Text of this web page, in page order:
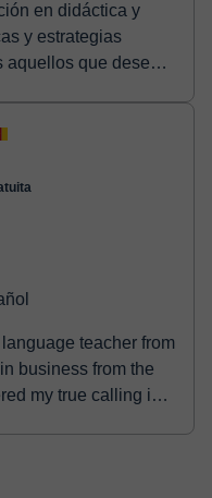
en didáctica y
y estrategias
que deseen
teacher from
business from the
my true calling in
with students of all